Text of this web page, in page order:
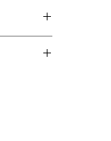
및 재발송